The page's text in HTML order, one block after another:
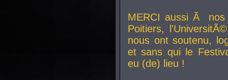
MERCI aussi Ã nos
Poitiers,
nous ont soutenu,
et sans qui le
eu (de) lieu !